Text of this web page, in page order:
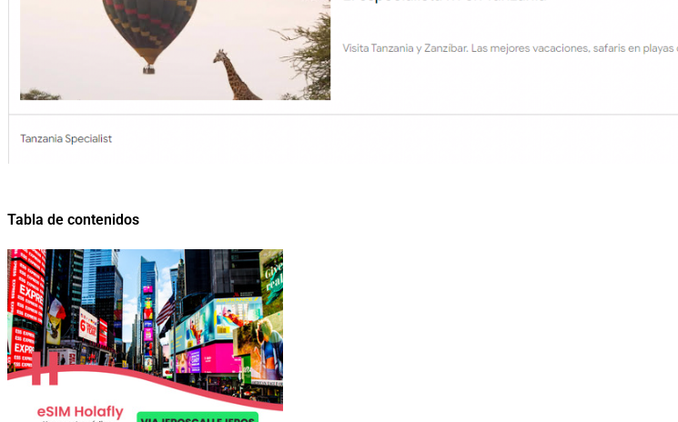
Tabla de contenidos